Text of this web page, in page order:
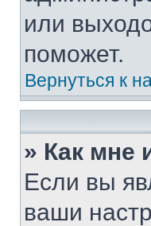
или
поможет.
Вернуться к
» Как мне
Если вы
ваши